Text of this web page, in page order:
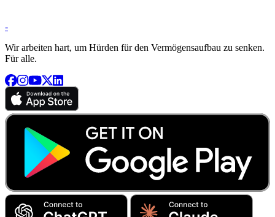
-
Wir arbeiten hart, um Hürden für den Vermögensaufbau zu senken.
Für alle.